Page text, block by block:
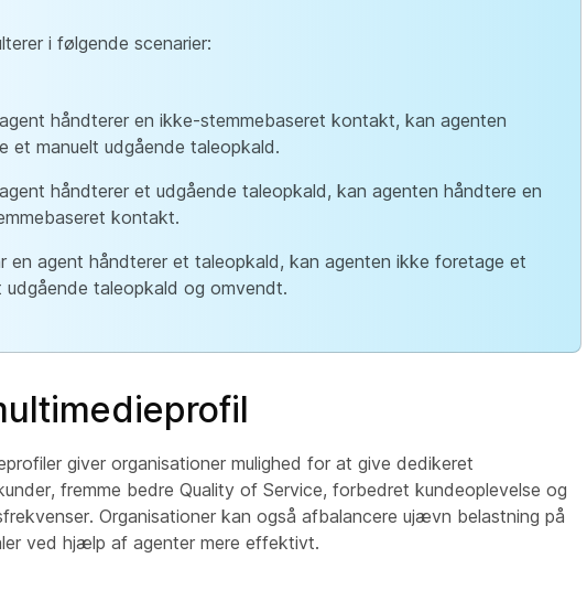
i følgende scenarier:
håndterer en ikke-stemmebaseret kontakt, kan agenten
et manuelt udgående taleopkald.
håndterer et udgående taleopkald, kan agenten håndtere en
kontakt.
en agent håndterer et taleopkald, kan agenten ikke foretage et
udgående taleopkald og omvendt.
giver organisationer mulighed for at give dedikeret
fremme bedre Quality of Service, forbedret kundeoplevelse og
Organisationer kan også afbalancere ujævn belastning på
ved hjælp af agenter mere effektivt.